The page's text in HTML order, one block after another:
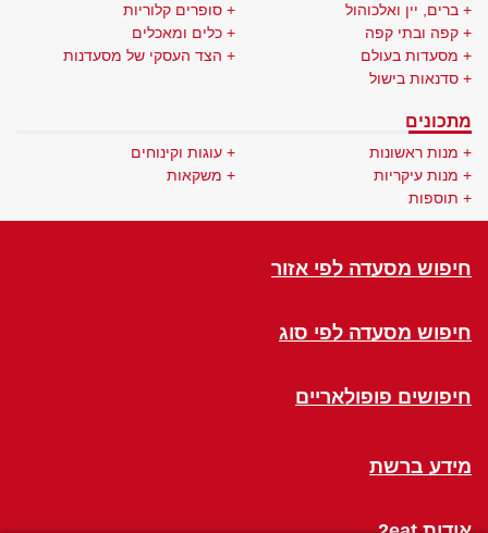
ברים, יין ואלכוהול
קפה ובתי קפה
מסעדות בעולם
סדנאות בישול
סופרים קלוריות
כלים ומאכלים
הצד העסקי של מסעדנות
מתכונים
מנות ראשונות
מנות עיקריות
תוספות
עוגות וקינוחים
משקאות
חיפוש מסעדה לפי אזור
חיפוש מסעדה לפי סוג
חיפושים פופולאריים
מידע ברשת